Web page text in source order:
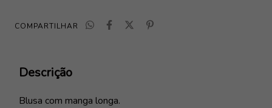
COMPARTILHAR
Descrição
Blusa com manga longa.